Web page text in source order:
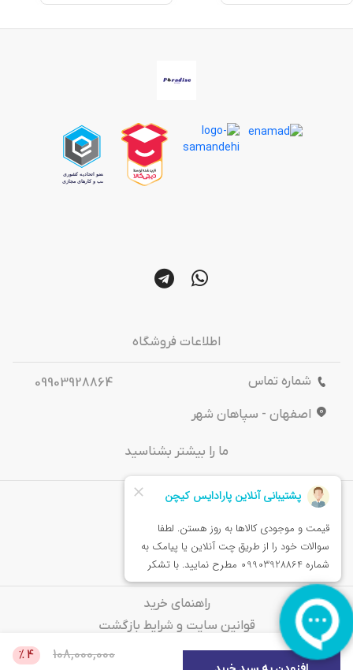
108,000,000
4
%
اطلاعات فروشگاه
شماره تماس
09903928864
اصفهان - سپاهان شهر
ما را بیشتر بشناسید
درباره‌ ما
تماس باما
خدمات مشتریان
راهنمای خرید
قوانین سایت و شرایط بازگشت
سوالات متداول